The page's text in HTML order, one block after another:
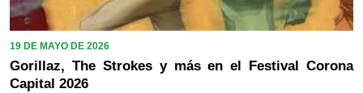
19 DE MAYO DE 2026
Gorillaz, The Strokes y más en el Festival Corona
Capital 2026